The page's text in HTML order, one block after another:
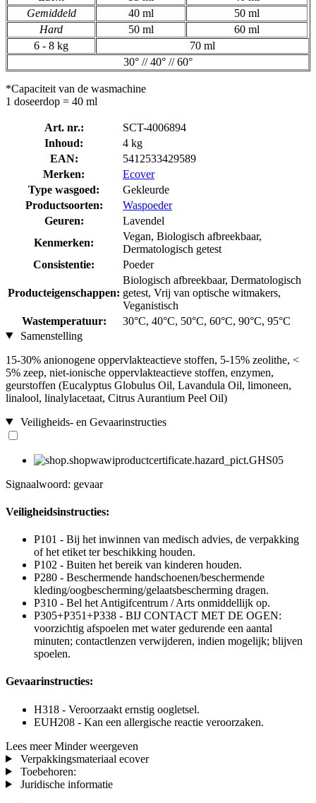
Gemiddeld
40 ml
50 ml
Hard
50 ml
60 ml
6 - 8 kg
70 ml
30° // 40° // 60°
*Capaciteit van de wasmachine
1 doseerdop = 40 ml
Art. nr.:
SCT-4006894
Inhoud:
4 kg
EAN:
5412533429589
Merken:
Ecover
Type wasgoed:
Gekleurde
Productsoorten:
Waspoeder
Geuren:
Lavendel
Kenmerken:
Vegan, Biologisch afbreekbaar,
Dermatologisch getest
Consistentie:
Poeder
Producteigenschappen:
Biologisch afbreekbaar, Dermatologisch
getest, Vrij van optische witmakers,
Veganistisch
Wastemperatuur:
30°C, 40°C, 50°C, 60°C, 90°C, 95°C
Samenstelling
15-30% anionogene oppervlakteactieve stoffen, 5-15% zeolithe, <
5% zeep, niet-ionische oppervlakteactieve stoffen, enzymen,
geurstoffen (Eucalyptus Globulus Oil, Lavandula Oil, limoneen,
linalool, linalylacetaat, Citrus Aurantium Peel Oil)
Veiligheids- en Gevaarinstructies
Signaalwoord: gevaar
Veiligheidsinstructies:
P101 - Bij het inwinnen van medisch advies, de verpakking
of het etiket ter beschikking houden.
P102 - Buiten het bereik van kinderen houden.
P280 - Beschermende handschoenen/beschermende
kleding/oogbescherming/gelaatsbescherming dragen.
P310 - Bel het Antigifcentrum / Arts onmiddellijk op.
P305+P351+P338 - BIJ CONTACT MET DE OGEN:
voorzichtig afspoelen met water gedurende een aantal
minuten; contactlenzen verwijderen, indien mogelijk; blijven
spoelen.
Gevaarinstructies:
H318 - Veroorzaakt ernstig oogletsel.
EUH208 - Kan een allergische reactie veroorzaken.
Lees meer Minder weergeven
Verpakkingsmateriaal ecover
Toebehoren:
Juridische informatie